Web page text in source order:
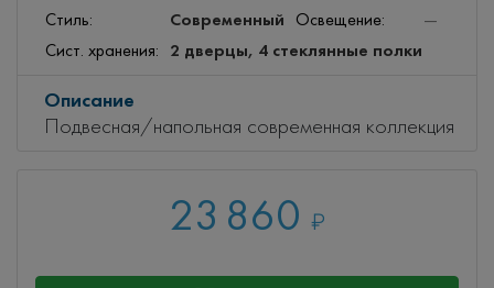
Стиль: Современный Освещение:
—
Сист. хранения:
2 дверцы, 4 стеклянные полки
Описание
Подвесная/напольная современная коллекция
23 860 ₽